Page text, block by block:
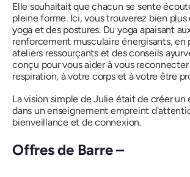
Elle souhaitait que chacun se sente
pleine forme. Ici, vous trouverez bien plus
yoga et des postures. Du yoga apaisant
renforcement musculaire énergisants, en
ateliers ressourçants et des conseils
conçu pour vous aider à vous
respiration, à votre corps et à votre être
La vision simple de Julie était de créer un
dans un enseignement empreint
bienveillance et de connexion.
Offres de Barre –